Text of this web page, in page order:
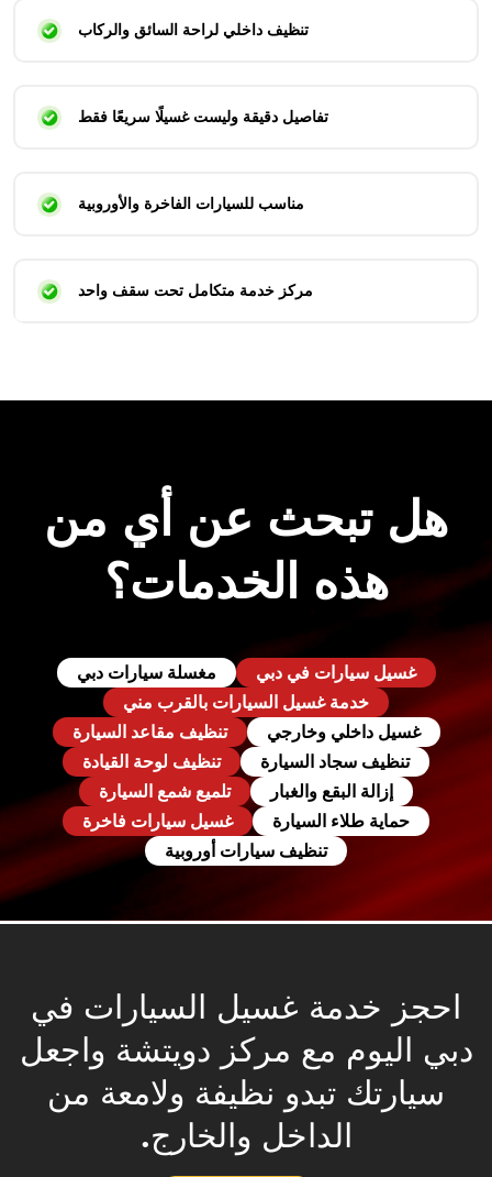
تنظيف داخلي لراحة السائق والركاب
تفاصيل دقيقة وليست غسيلًا سريعًا فقط
مناسب للسيارات الفاخرة والأوروبية
مركز خدمة متكامل تحت سقف واحد
هل تبحث عن أي من
هذه الخدمات؟
غسيل سيارات في دبي
مغسلة سيارات دبي
خدمة غسيل السيارات بالقرب مني
غسيل داخلي وخارجي
تنظيف مقاعد السيارة
تنظيف سجاد السيارة
تنظيف لوحة القيادة
إزالة البقع والغبار
تلميع شمع السيارة
حماية طلاء السيارة
غسيل سيارات فاخرة
تنظيف سيارات أوروبية
احجز خدمة غسيل السيارات في
دبي اليوم مع مركز دويتشة واجعل
سيارتك تبدو نظيفة ولامعة من
الداخل والخارج.